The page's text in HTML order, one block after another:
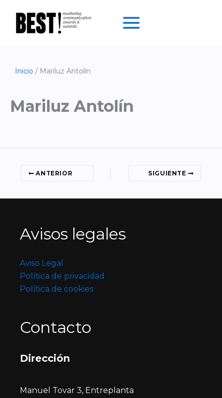
contenido
Inicio Mariluz Antolín
Mariluz Antolín
ANTERIOR SIGUIENTE
Avisos legales
Aviso Legal
Política de privacidad
Política de cookies
Contacto
Dirección
Manuel Tovar 3, Entreplanta